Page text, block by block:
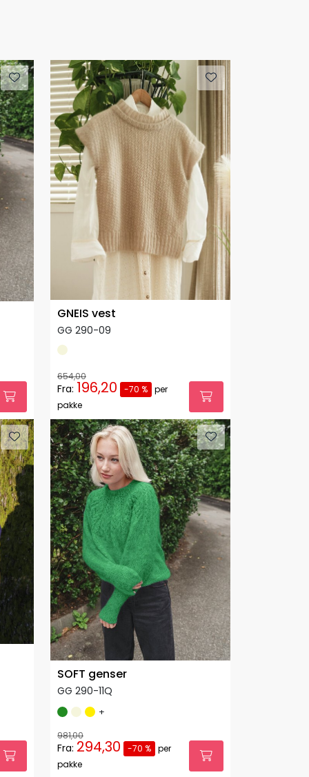
GNEIS vest
GG 290-09
654,00
Fra: 196,20 -70 % per
pakke
SOFT genser
GG 290-11Q
+
981,00
Fra: 294,30 -70 % per
pakke